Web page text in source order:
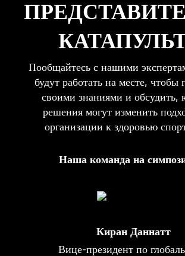
Пообщайтесь с нашими
будут работать на месте, чтобы
своими знаниями и обсудить,
решения могут изменить
организации к здоровью
Наша команда на
Киран Даннатт
Вице-президент по